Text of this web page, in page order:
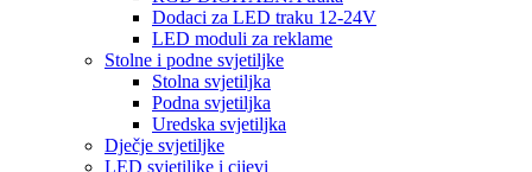
Dodaci za LED traku 12-24V
LED moduli za reklame
Stolne i podne svjetiljke
Stolna svjetiljka
Podna svjetiljka
Uredska svjetiljka
Dječje svjetiljke
LED svjetiljke i cijevi